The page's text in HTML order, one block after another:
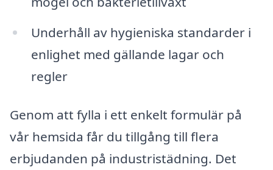
Underhåll av hygieniska standarder i
enlighet med gällande lagar och
regler
Genom att fylla i ett enkelt formulär på
vår hemsida får du tillgång till flera
erbjudanden på industristädning. Det